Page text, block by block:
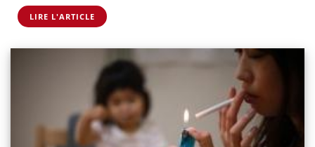
LIRE L'ARTICLE